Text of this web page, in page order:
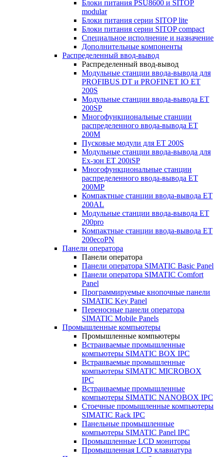
Блоки питания PSU8600 и SITOP
modular
Блоки питания серии SITOP lite
Блоки питания серии SITOP compact
Специальное исполнение и назначение
Дополнительные компоненты
Распределенный ввод-вывод
Распределенный ввод-вывод
Модульные станции ввода-вывода для
PROFIBUS DT и PROFINET IO ET
200S
Модульные станции ввода-вывода ET
200SP
Многофункциональные станции
распределенного ввода-вывода ET
200M
Пусковые модули для ET 200S
Модульные станции ввода-вывода для
Ex-зон ET 200iSP
Многофункциональные станции
распределенного ввода-вывода ET
200MP
Компактные станции ввода-вывода ET
200AL
Модульные станции ввода-вывода ET
200pro
Компактные станции ввода-вывода ET
200ecoPN
Панели оператора
Панели оператора
Панели оператора SIMATIC Basic Panel
Панели оператора SIMATIC Comfort
Panel
Программируемые кнопочные панели
SIMATIC Key Panel
Переносные панели оператора
SIMATIC Mobile Panels
Промышленные компьютеры
Промышленные компьютеры
Встраиваемые промышленные
компьютеры SIMATIC BOX IPC
Встраиваемые промышленные
компьютеры SIMATIC MICROBOX
IPC
Встраиваемые промышленные
компьютеры SIMATIC NANOBOX IPC
Стоечные промышленные компьютеры
SIMATIC Rack IPC
Панельные промышленные
компьютеры SIMATIC Panel IPC
Промышленные LCD мониторы
Промышленная LCD клавиатура